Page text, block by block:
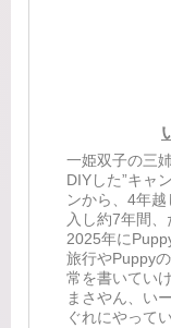
一姫双子の三
DIYした”キャ
ンから、4年
入し約7年間、
2025年に
旅行やPuppy
常を書いてい
まさやん、い
ぐれにやって